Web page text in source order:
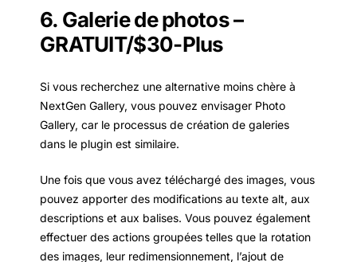
6. Galerie de photos –
GRATUIT/$30-Plus
Si vous recherchez une alternative moins chère à
NextGen Gallery, vous pouvez envisager Photo
Gallery, car le processus de création de galeries
dans le plugin est similaire.
Une fois que vous avez téléchargé des images, vous
pouvez apporter des modifications au texte alt, aux
descriptions et aux balises. Vous pouvez également
effectuer des actions groupées telles que la rotation
des images, leur redimensionnement, l’ajout de